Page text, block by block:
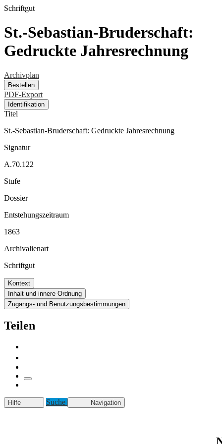
Schriftgut
St.-Sebastian-Bruderschaft:
Gedruckte Jahresrechnung
Archivplan
Bestellen
PDF-Export
Identifikation
Titel
St.-Sebastian-Bruderschaft: Gedruckte Jahresrechnung
Signatur
A.70.122
Stufe
Dossier
Entstehungszeitraum
1863
Archivalienart
Schriftgut
Kontext
Inhalt und innere Ordnung
Zugangs- und Benutzungsbestimmungen
Teilen
Hilfe Suche Navigation